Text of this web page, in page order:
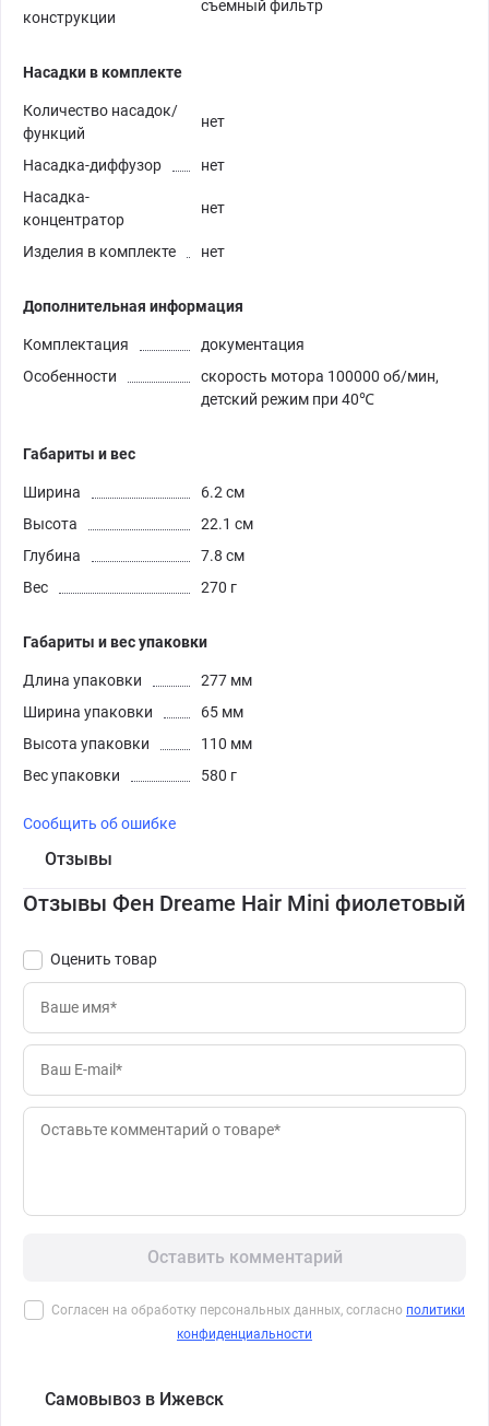
конструкции
съемный фильтр
Насадки в комплекте
Количество насадок/
функций
нет
Насадка-диффузор
нет
Насадка-
концентратор
нет
Изделия в комплекте нет
Дополнительная информация
Комплектация
документация
Особенности
скорость мотора 100000 об/мин,
детский режим при 40℃
Габариты и вес
Ширина
6.2 см
Высота
22.1 см
Глубина
7.8 см
Вес
270 г
Габариты и вес упаковки
Длина упаковки
277 мм
Ширина упаковки
65 мм
Высота упаковки
110 мм
Вес упаковки
580 г
Сообщить об ошибке
Отзывы
Отзывы Фен Dreame Hair Mini фиолетовый
Оценить товар
Оставить комментарий
Согласен на обработку персональных данных, согласно политики
конфиденциальности
Самовывоз в Ижевск